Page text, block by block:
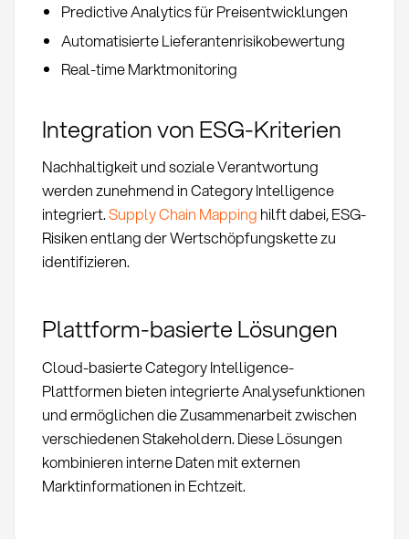
Predictive Analytics für Preisentwicklungen
Automatisierte Lieferantenrisikobewertung
Real-time Marktmonitoring
Integration von ESG-Kriterien
Nachhaltigkeit und soziale Verantwortung
werden zunehmend in Category Intelligence
integriert.Supply Chain Mapping hilft dabei, ESG-
Risiken entlang der Wertschöpfungskette zu
identifizieren.
Plattform-basierte Lösungen
Cloud-basierte Category Intelligence-
Plattformen bieten integrierte Analysefunktionen
und ermöglichen die Zusammenarbeit zwischen
verschiedenen Stakeholdern. Diese Lösungen
kombinieren interne Daten mit externen
Marktinformationen in Echtzeit.